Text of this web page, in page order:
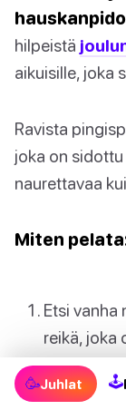
hilpeistä
aikuisille, joka
Ravista
joka on sidottu
naurettavaa
Miten
Etsi vanha
reikä, joka
lentämään
🥳Juhlat 🕹